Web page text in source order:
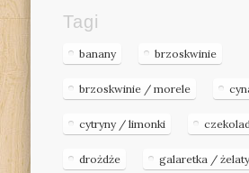
Tagi
banany brzoskwinie
brzoskwinie / morele
cytryny / limonki
drożdże galaretka /